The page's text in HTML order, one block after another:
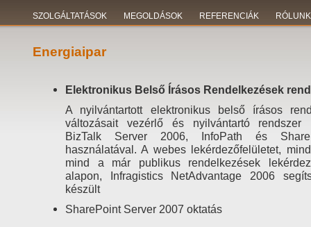
SZOLGÁLTATÁSOK MEGOLDÁSOK REFERENCIÁK RÓLUNK
Energiaipar
Elektronikus Belső Írásos Rendelkezések
A nyilvántartott elektronikus belső írásos
változásait vezérlő és nyilvántartó rendszer
BizTalk Server 2006, InfoPath és
használatával. A webes lekérdezőfelületet,
mind a már publikus rendelkezések
alapon, Infragistics NetAdvantage 2006
készült
SharePoint Server 2007 oktatás